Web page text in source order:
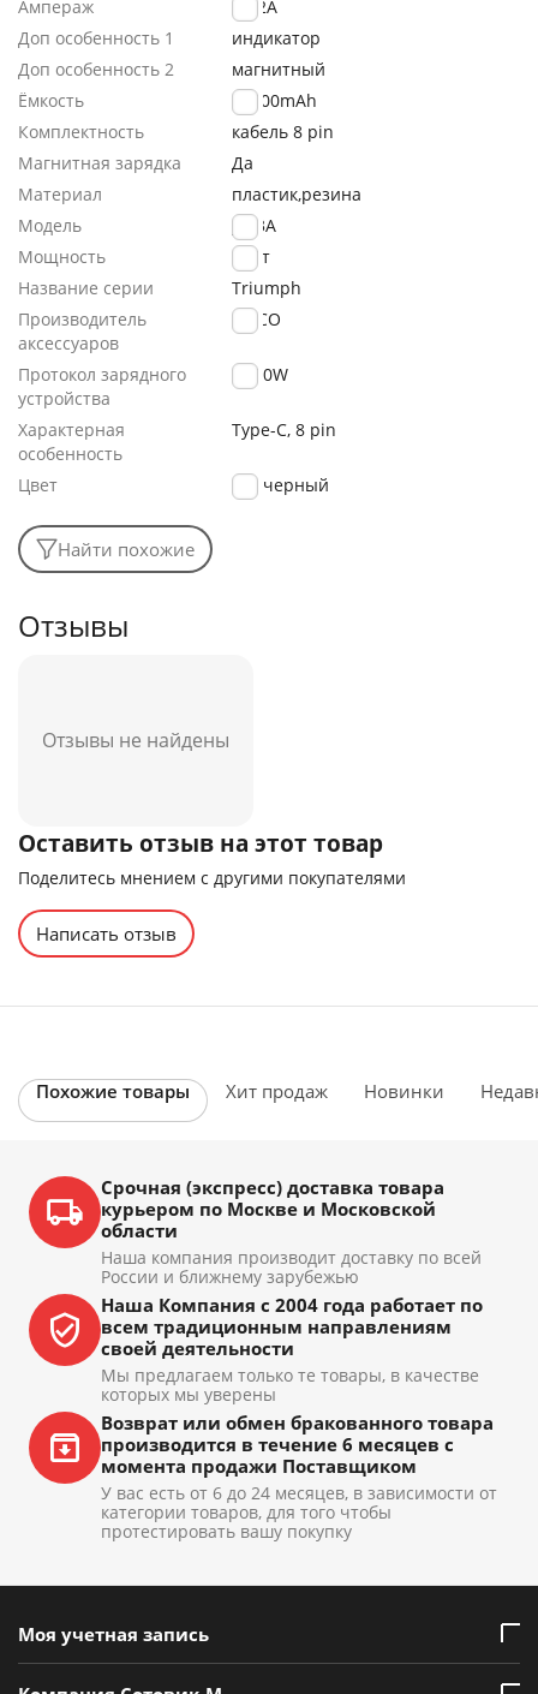
Ампераж
5V/2A
Доп особенность 1
индикатор
Доп особенность 2
магнитный
Ёмкость
10000mAh
Комплектность
кабель 8 pin
Магнитная зарядка
Да
Материал
пластик,резина
Модель
J133A
Мощность
18Вт
Название серии
Triumph
Производитель
аксессуаров
HOCO
Протокол зарядного
устройства
PD20W
Характерная
особенность
Type-C, 8 pin
Цвет черный
Найти похожие
Отзывы
Отзывы не найдены
Оставить отзыв на этот товар
Поделитесь мнением с другими покупателями
Написать отзыв
Похожие товары Хит продаж Новинки
Срочная (экспресс) доставка товара
курьером по Москве и Московской
области
Наша компания производит доставку по всей
России и ближнему зарубежью
Наша Компания с 2004 года работает по
всем традиционным направлениям
своей деятельности
Мы предлагаем только те товары, в качестве
которых мы уверены
Возврат или обмен бракованного товара
производится в течение 6 месяцев с
момента продажи Поставщиком
У вас есть от 6 до 24 месяцев, в зависимости от
категории товаров, для того чтобы
протестировать вашу покупку
Моя учетная запись